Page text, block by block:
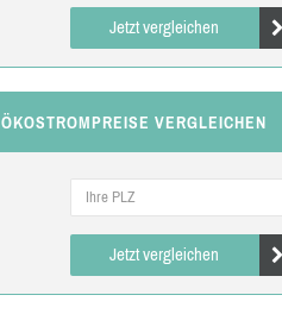
Jetzt vergleichen
ÖKOSTROMPREISE VERGLEICHEN
Jetzt vergleichen